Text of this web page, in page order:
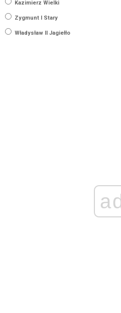
Kazimierz Wielki
Zygmunt I Stary
Władysław II Jagiełło